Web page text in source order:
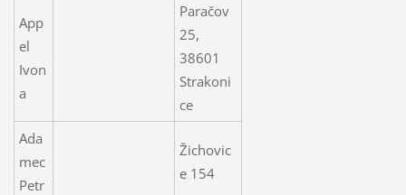
App
el
Ivon
a
Paračov
25,
38601
Strakoni
ce
Ada
mec
Petr
Žichovic
e 154